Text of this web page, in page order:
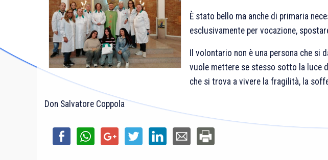
È stato bello ma anche di primaria
esclusivamente per vocazione,
Il volontario non è una persona che
vuole mettere se stesso sotto la luce
che si trova a vivere la fragilità, la
Don Salvatore Coppola